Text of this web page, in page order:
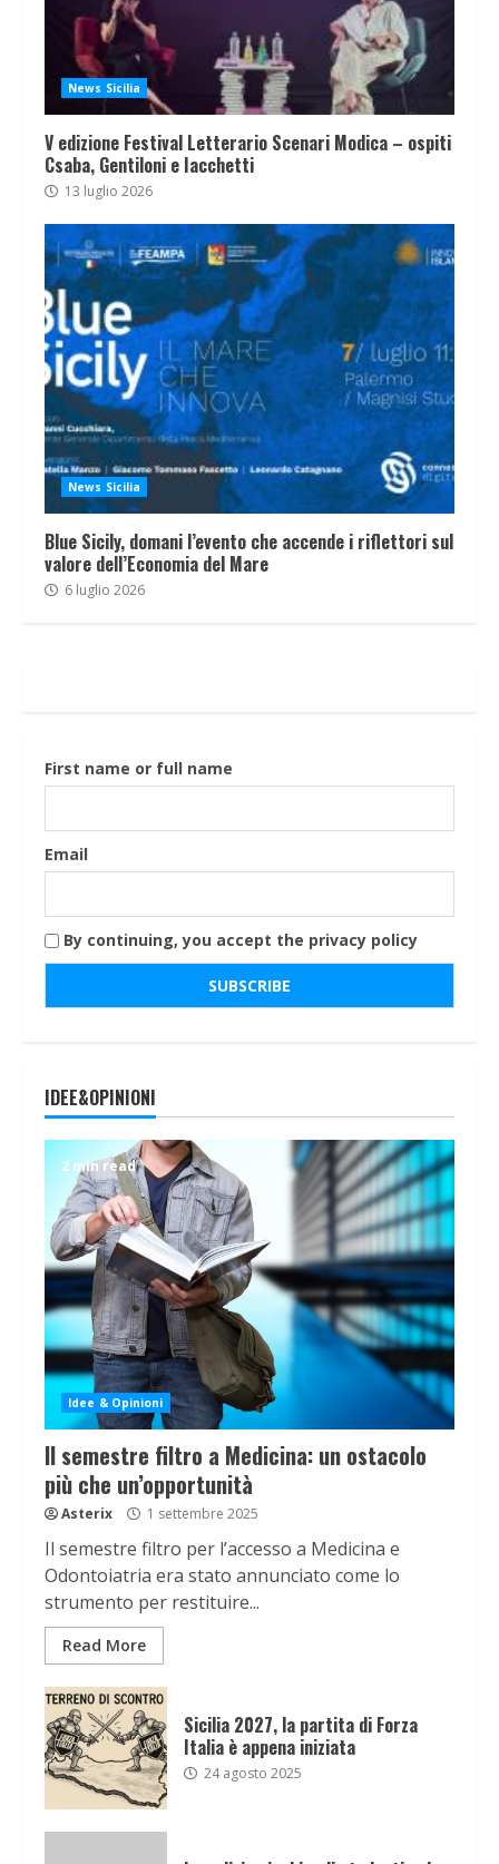
News Sicilia
V edizione Festival Letterario Scenari Modica – ospiti
Csaba, Gentiloni e Iacchetti
13 luglio 2026
News Sicilia
Blue Sicily, domani l’evento che accende i riflettori sul
valore dell’Economia del Mare
6 luglio 2026
First name or full name
Email
By continuing, you accept the privacy policy
IDEE&OPINIONI
2 min read
Idee & Opinioni
Il semestre filtro a Medicina: un ostacolo
più che un’opportunità
Asterix 1 settembre 2025
Il semestre filtro per l’accesso a Medicina e
Odontoiatria era stato annunciato come lo
strumento per restituire...
Read More
Sicilia 2027, la partita di Forza
Italia è appena iniziata
24 agosto 2025